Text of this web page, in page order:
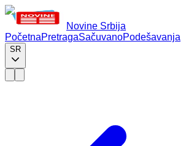
Novine Srbija
PočetnaPretragaSačuvanoPodešavanja
SR